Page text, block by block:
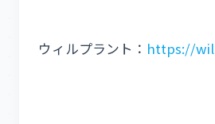
ウィルプラント： https://